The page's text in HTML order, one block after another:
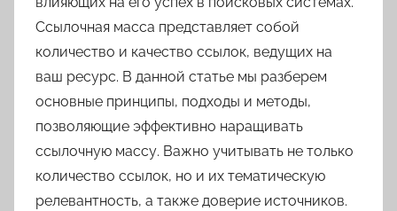
Ссылочная масса представляет собой
количество и качество ссылок, ведущих на
ваш ресурс. В данной статье мы разберем
основные принципы, подходы и методы,
позволяющие эффективно наращивать
ссылочную массу. Важно учитывать не только
количество ссылок, но и их тематическую
релевантность, а также доверие источников.